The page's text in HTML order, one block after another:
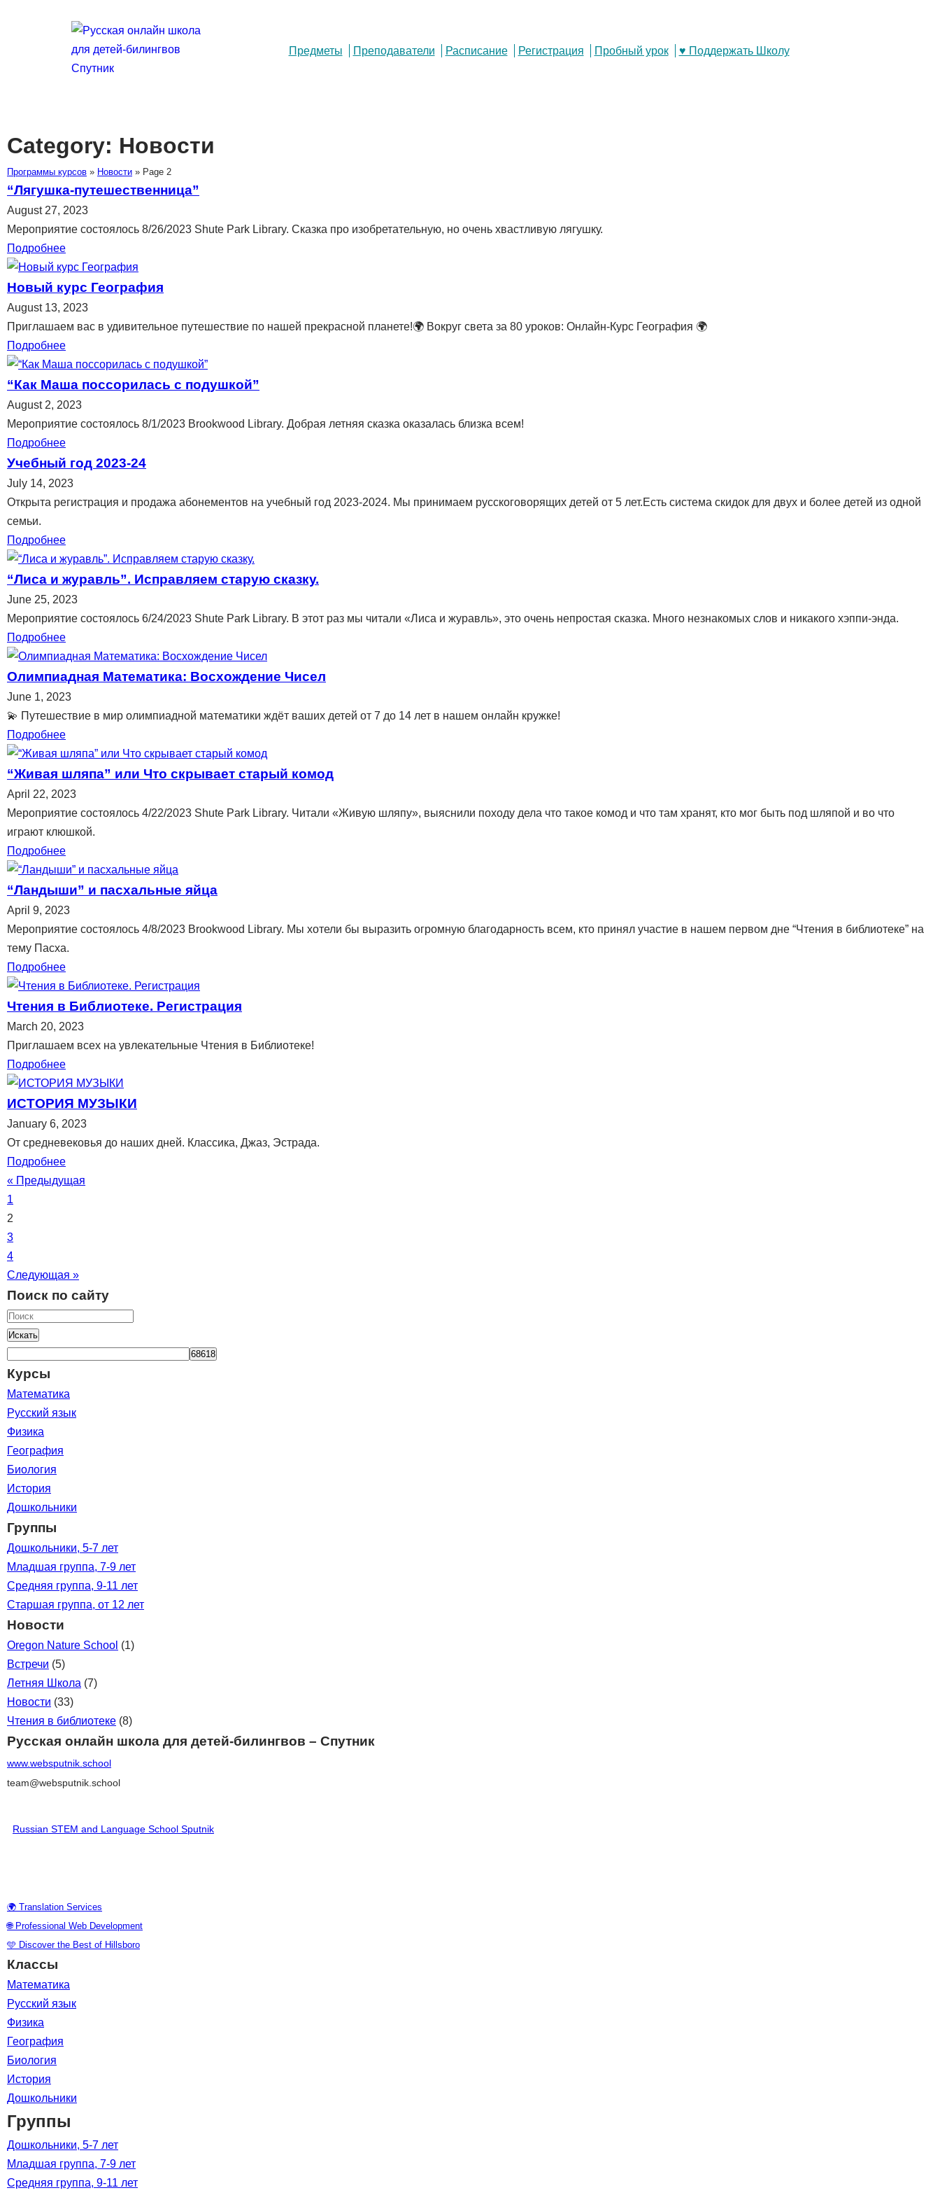
Предметы Преподаватели Расписание Регистрация Пробный урок ♥ Поддержать Школу
Category: Новости
Программы курсов » Новости » Page 2
“Лягушка-путешественница”
August 27, 2023
Мероприятие состоялось 8/26/2023 Shute Park Library. Сказка про изобретательную, но очень хвастливую лягушку.
Подробнее
Новый курс География
August 13, 2023
Приглашаем вас в удивительное путешествие по нашей прекрасной планете!🌍 Вокруг света за 80 уроков: Онлайн-Курс География 🌍
Подробнее
“Как Маша поссорилась с подушкой”
August 2, 2023
Мероприятие состоялось 8/1/2023 Brookwood Library. Добрая летняя сказка оказалась близка всем!
Подробнее
Учебный год 2023-24
July 14, 2023
Открыта регистрация и продажа абонементов на учебный год 2023-2024. Мы принимаем русскоговорящих детей от 5 лет.Есть система скидок для двух и более детей из одной
семьи.
Подробнее
“Лиса и журавль”. Исправляем старую сказку.
June 25, 2023
Мероприятие состоялось 6/24/2023 Shute Park Library. В этот раз мы читали «Лиса и журавль», это очень непростая сказка. Много незнакомых слов и никакого хэппи-энда.
Подробнее
Олимпиадная Математика: Восхождение Чисел
June 1, 2023
💫 Путешествие в мир олимпиадной математики ждёт ваших детей от 7 до 14 лет в нашем онлайн кружке!
Подробнее
“Живая шляпа” или Что скрывает старый комод
April 22, 2023
Мероприятие состоялось 4/22/2023 Shute Park Library. Читали «Живую шляпу», выяснили походу дела что такое комод и что там хранят, кто мог быть под шляпой и во что
играют клюшкой.
Подробнее
“Ландыши” и пасхальные яйца
April 9, 2023
Мероприятие состоялось 4/8/2023 Brookwood Library. Мы хотели бы выразить огромную благодарность всем, кто принял участие в нашем первом дне “Чтения в библиотеке” на
тему Пасха.
Подробнее
Чтения в Библиотеке. Регистрация
March 20, 2023
Приглашаем всех на увлекательные Чтения в Библиотеке!
Подробнее
ИСТОРИЯ МУЗЫКИ
January 6, 2023
От средневековья до наших дней. Классика, Джаз, Эстрада.
Подробнее
« Предыдущая
1
2
3
4
Следующая »
Поиск по сайту
Искать
Курсы
Математика
Русский язык
Физика
География
Биология
История
Дошкольники
Группы
Дошкольники, 5-7 лет
Младшая группа, 7-9 лет
Средняя группа, 9-11 лет
Старшая группа, от 12 лет
Новости
Oregon Nature School (1)
Встречи (5)
Летняя Школа (7)
Новости (33)
Чтения в библиотеке (8)
Русская онлайн школа для детей-билингвов – Спутник
www.websputnik.school
team@websputnik.school
Russian STEM and Language School Sputnik
🌍 Translation Services
🌐 Professional Web Development
🩵 Discover the Best of Hillsboro
Классы
Математика
Русский язык
Физика
География
Биология
История
Дошкольники
Группы
Дошкольники, 5-7 лет
Младшая группа, 7-9 лет
Средняя группа, 9-11 лет